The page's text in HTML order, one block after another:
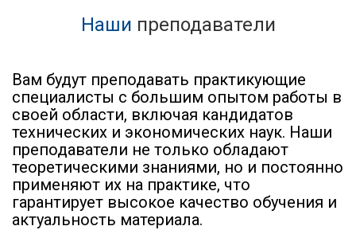
Наши преподаватели
Вам будут преподавать практикующие
специалисты с большим опытом работы в
своей области, включая кандидатов
технических и экономических наук. Наши
преподаватели не только обладают
теоретическими знаниями, но и постоянно
применяют их на практике, что
гарантирует высокое качество обучения и
актуальность материала.